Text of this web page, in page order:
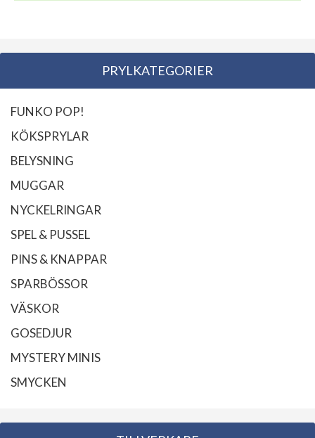
PRYLKATEGORIER
FUNKO POP!
KÖKSPRYLAR
BELYSNING
MUGGAR
NYCKELRINGAR
SPEL & PUSSEL
PINS & KNAPPAR
SPARBÖSSOR
VÄSKOR
GOSEDJUR
MYSTERY MINIS
SMYCKEN